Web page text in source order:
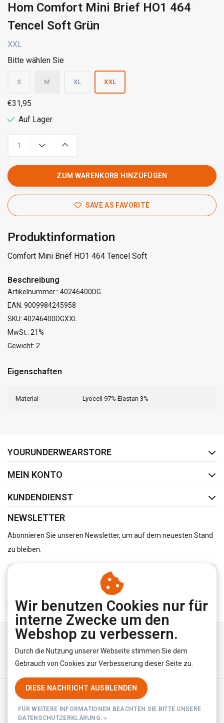
Hom Comfort Mini Brief HO1 464
Tencel Soft Grün
XXL
Bitte wählen Sie
S M XL XXL
€31,95
Auf Lager
ZUM WARENKORB HINZUFÜGEN
SAVE AS FAVORITE
Produktinformation
Comfort Mini Brief HO1 464 Tencel Soft
Beschreibung
Artikelnummer:: 40246400DG
EAN: 9009984245958
SKU: 40246400DGXXL
MwSt.: 21%
Gewicht: 2
Eigenschaften
Material Lyocell 97% Elastan 3%
YOURUNDERWEARSTORE
MEIN KONTO
KUNDENDIENST
NEWSLETTER
Abonnieren Sie unseren Newsletter, um auf dem neuesten Stand
zu bleiben.
ABONNIEREN
Allgemeine Geschäftsbedingungen Privacy Policy
© Copyright 2026 - YourUnderwearStore | Realisatie InStijl Media
Wir benutzen Cookies nur für
interne Zwecke um den
Webshop zu verbessern.
Durch die Nutzung unserer Webseite stimmen Sie dem
Gebrauch von Cookies zur Verbesserung dieser Seite zu.
DIESE NACHRICHT AUSBLENDEN
FÜR WEITERE INFORMATIONEN BEACHTEN SIE BITTE UNSERE
DATENSCHUTZERKLÄRUNG. »